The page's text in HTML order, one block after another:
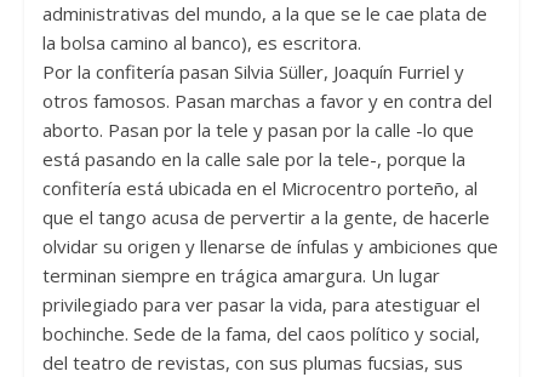
administrativas del mundo, a la que se le cae plata de
la bolsa camino al banco), es escritora.
Por la confitería pasan Silvia Süller, Joaquín Furriel y
otros famosos. Pasan marchas a favor y en contra del
aborto. Pasan por la tele y pasan por la calle -lo que
está pasando en la calle sale por la tele-, porque la
confitería está ubicada en el Microcentro porteño, al
que el tango acusa de pervertir a la gente, de hacerle
olvidar su origen y llenarse de ínfulas y ambiciones que
terminan siempre en trágica amargura. Un lugar
privilegiado para ver pasar la vida, para atestiguar el
bochinche. Sede de la fama, del caos político y social,
del teatro de revistas, con sus plumas fucsias, sus